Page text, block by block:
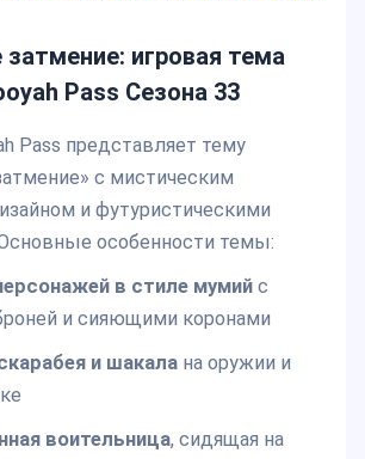
игровая тема
Pass Сезона 33
Pass представляет тему
с мистическим
и футуристическими
особенности темы:
в стиле мумийс
и сияющими коронами
и шакалана оружии и
воительница, сидящая на